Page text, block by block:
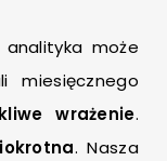
może
miesięcznego
wrażenie.
. Nasza